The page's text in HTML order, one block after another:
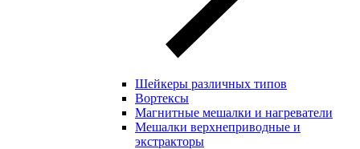
Шейкеры различных типов
Вортексы
Магнитные мешалки и нагреватели
Мешалки верхнеприводные и
экстракторы